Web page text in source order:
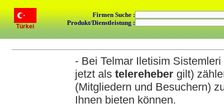
Türkei
Firmen Suche :
Produkt/Dienstleistung :
- Bei Telmar Iletisim
jetzt als telereheber gilt)
(Mitgliedern und Besuchern)
Ihnen bieten können.